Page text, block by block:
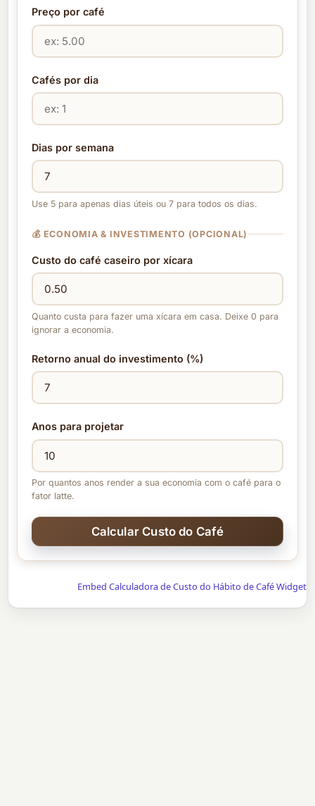
Preço por café
Cafés por dia
Dias por semana
Use 5 para apenas dias úteis ou 7 para todos os dias.
💰 ECONOMIA & INVESTIMENTO (OPCIONAL)
Custo do café caseiro por xícara
Quanto custa para fazer uma xícara em casa. Deixe 0 para
ignorar a economia.
Retorno anual do investimento (%)
Anos para projetar
Por quantos anos render a sua economia com o café para o
fator latte.
Embed Calculadora de Custo do Hábito de Café Widget